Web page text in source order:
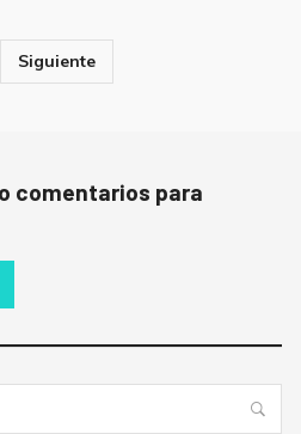
Siguiente
comentarios para